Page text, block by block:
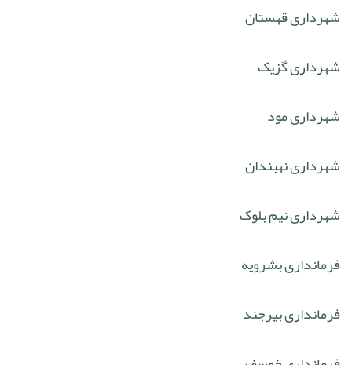
شهرداری قهستان
شهرداری گزیک
شهرداری مود
شهرداری نهبندان
شهرداری نیم بلوک
فرمانداری بشرویه
فرمانداری بیرجند